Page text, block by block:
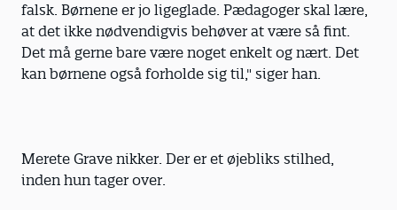
falsk. Børnene er jo ligeglade. Pædagoger skal lære,
at det ikke nødvendigvis behøver at være så fint.
Det må gerne bare være noget enkelt og nært. Det
kan børnene også forholde sig til," siger han.
Merete Grave nikker. Der er et øjebliks stilhed,
inden hun tager over.